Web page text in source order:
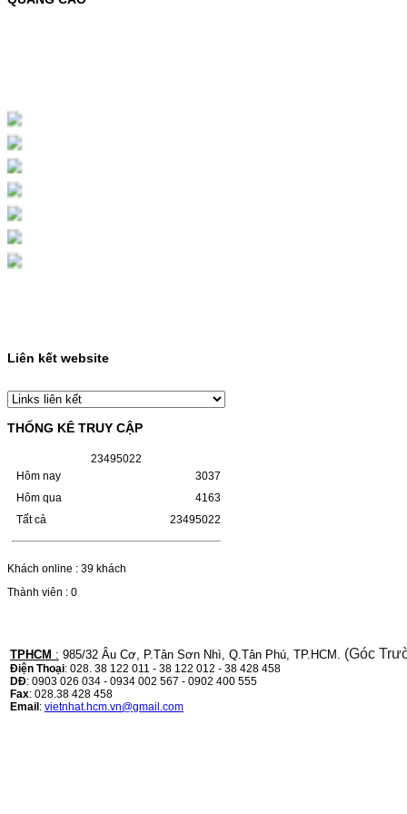
Chọn mua
HỘP MỰC MÀU SAMSUNG
CLT-403S CHO DÒNG MÁY
SL-C435/C436
HỘP MỰC MÀU SAMSUNG CLT-403S CHO
DÒNG MÁY SL-C435/C436MÃ HỘP MỰC:-
Samsung CLT-403S- Loại mực: Mực in laser
màuSỬ DỤNG CHO MÁY IN:- Samsung SL-
HỘP MỰC HP 110A
(W1110A) CHO DÒNG MÁY
LBP 243/MF 461DW
HỘP MỰC HP 110A (W1110A) CHO DÒNG
MÁY LBP 243/MF 461DWMÃ HỘP MỰC:-
Hộp mực HP 110A (W1110A)- Loại mực:
Mực in laser trắng đenSỬ DỤNG CHO MÁY
IN:- HP…
Giá : 249.000VND
243/MF 461DW
HỘP MỰC CANON CRG-070 CHO DÒNG
MÁY LBP 243/MF 461DW MÃ HỘP MỰC:–
Hộp mực Canon CRG-070– Loại mực: Mực
in laser trắng đenSỬ DỤNG CHO MÁY IN:–
Liên kết website
THỐNG KÊ TRUY CẬP
23495022
Hôm nay
Hôm qua
Tất cả
3037
4163
23495022
Khách online : 39 khách
Thành viên : 0
TPHCM : 985/32 Âu Cơ, P.Tân Sơn Nhì, Q.Tân Phú, TP.HCM. (Góc
Điện Thoại: 028. 38 122 011 - 38 122 012 - 38 428 458
DĐ: 0903 026 034 - 0934 002 567 - 0902 400 555
Fax: 028.38 428 458
Email: vietnhat.hcm.vn@gmail.com